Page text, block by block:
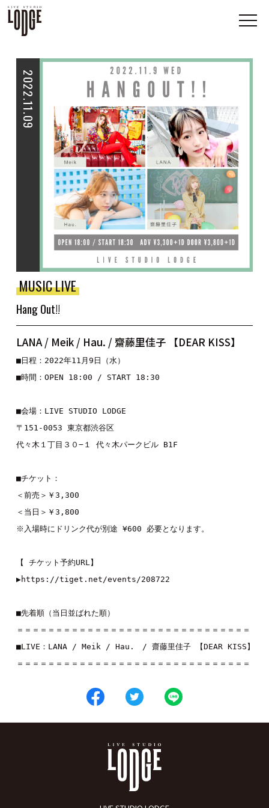
2022.11.09
MUSIC LIVE
Hang Out!!
LANA / Meik / Hau. / 齋藤里佳子 【DEAR KISS】
■日程：2022年11月9日（水）
■時間：OPEN 18:00 / START 18:30
■会場：LIVE STUDIO LODGE
〒151-0053 東京都渋谷区
代々木１丁目３０−１ 代々木パークビル B1F
■チケット：
＜前売＞￥3,300
＜当日＞￥3,800
※入場時にドリンク代が別途 ¥600 必要となります。
【 チケット予約URL】
▶︎https://tiget.net/events/208722
■先着順（当日並ばれた順）
＝＝＝＝＝＝＝＝＝＝＝＝＝＝＝＝＝＝＝＝＝＝＝＝＝＝＝＝＝＝
■LIVE： LANA / Meik / Hau. / 齋藤里佳子 【DEAR KISS】
＝＝＝＝＝＝＝＝＝＝＝＝＝＝＝＝＝＝＝＝＝＝＝＝＝＝＝＝＝＝